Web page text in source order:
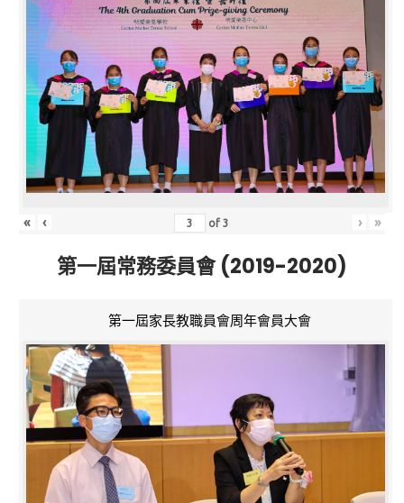
« ‹ of3 › »
第一屆常務委員會 (2019-2020)
第一屆家長教職員會周年會員大會